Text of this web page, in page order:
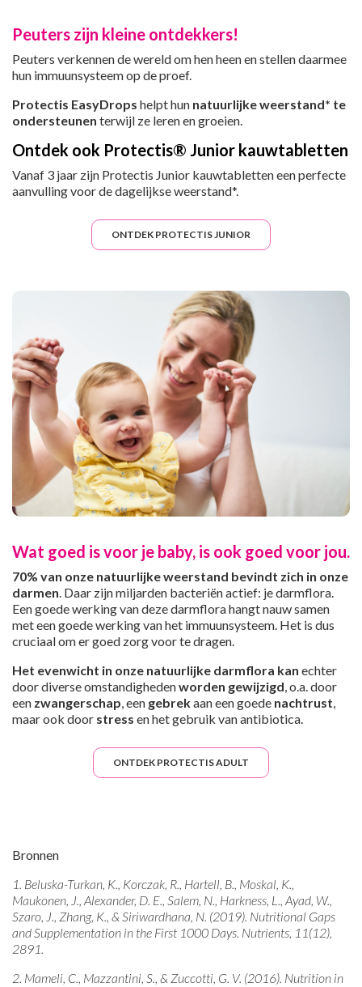
Peuters zijn kleine ontdekkers!
Peuters verkennen de wereld om hen heen en stellen daarmee
hun immuunsysteem op de proef.
Protectis EasyDrops helpt hun natuurlijke weerstand* te
ondersteunen terwijl ze leren en groeien.
Ontdek ook Protectis® Junior kauwtabletten
Vanaf 3 jaar zijn Protectis Junior kauwtabletten een perfecte
aanvulling voor de dagelijkse weerstand*.
ONTDEK PROTECTIS JUNIOR
Wat goed is voor je baby, is ook goed voor jou.
70% van onze natuurlijke weerstand bevindt zich in onze
darmen. Daar zijn miljarden bacteriën actief: je darmflora.
Een goede werking van deze darmflora hangt nauw samen
met een goede werking van het immuunsysteem. Het is dus
cruciaal om er goed zorg voor te dragen.
Het evenwicht in onze natuurlijke darmflora kan echter
door diverse omstandighedenworden gewijzigd, o.a. door
een zwangerschap, een gebrekaan een goede nachtrust,
maar ook door stress en het gebruik van antibiotica.
ONTDEK PROTECTIS ADULT
Bronnen
1. Beluska-Turkan, K., Korczak, R., Hartell, B., Moskal, K.,
Maukonen, J., Alexander, D. E., Salem, N., Harkness, L., Ayad, W.,
Szaro, J., Zhang, K., & Siriwardhana, N. (2019). Nutritional Gaps
and Supplementation in the First 1000 Days. Nutrients, 11(12),
2891.
2. Mameli, C., Mazzantini, S., & Zuccotti, G. V. (2016). Nutrition in